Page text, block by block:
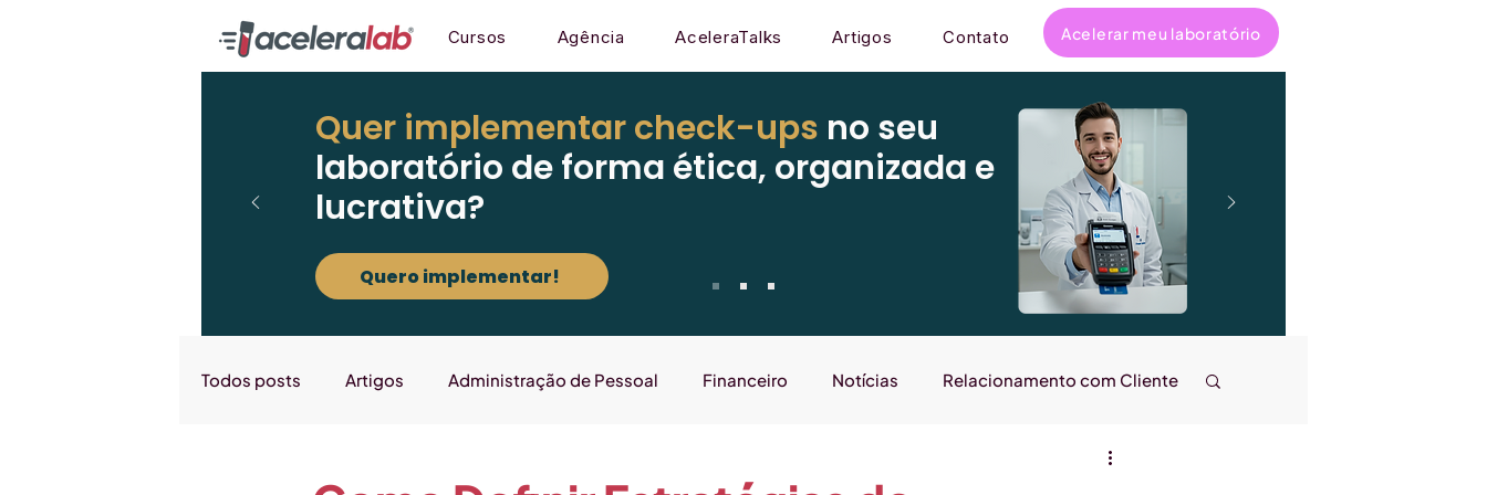
Cursos Agência AceleraTalks Artigos Contato Acelerar meu laboratório
Quer implementar check-ups no seu
laboratório de forma ética, organizada e
lucrativa?
Quero implementar!
Todos posts Artigos Administração de Pessoal Financeiro Notícias Relacionamento com Cliente
Entrevistas